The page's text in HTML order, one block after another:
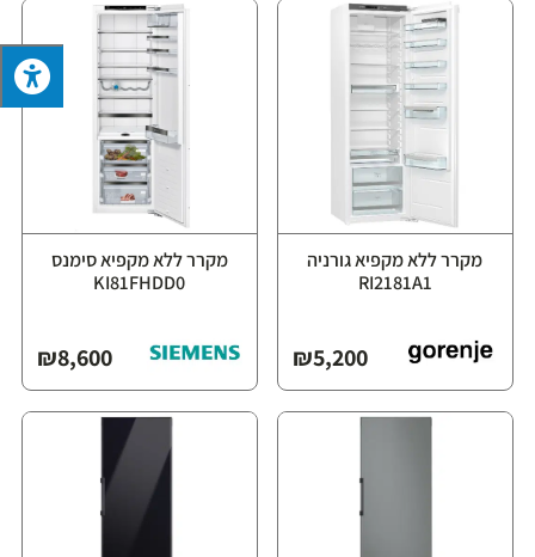
מקרר ללא מקפיא גורניה
RI2181A1
₪5,200
מקרר ללא מקפיא סימנס
KI81FHDD0
₪8,600